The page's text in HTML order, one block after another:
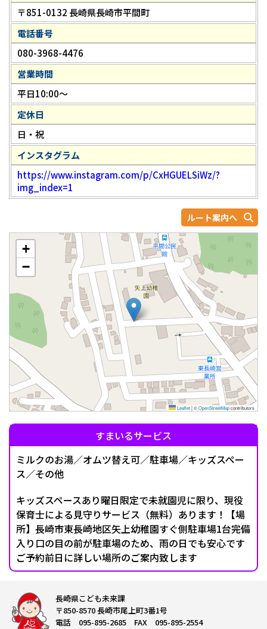
〒851-0132 長崎県長崎市平間町
電話番号
080-3968-4476
営業時間
平日10:00～
定休日
日・祝
インスタグラム
https://www.instagram.com/p/CxHGUELSiWz/?
img_index=1
ルート案内へ
+
−
Leaflet|©OpenStreetMapcontributors
すまいるサービス
ミルクのお湯／オムツ替え可／駐車場／キッズスペー
ス／その他
キッズスペースあり曜日限定で未就園児に限り、現役
保育士による見守りサービス（無料）あります！【場
所】長崎市東長崎地区矢上幼稚園すぐ側駐車場1台完備
入り口の目の前が駐車場のため、雨の日でも安心です
ご予約前日に詳しい場所のご案内致します
長崎県こども未来課
〒850-8570 長崎市尾上町3番1号
電話 095-895-2685 FAX 095-895-2554